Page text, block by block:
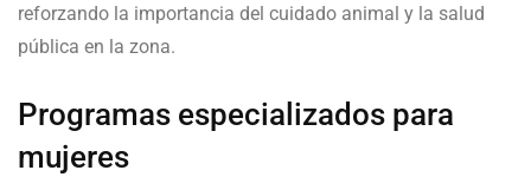
reforzando la importancia del cuidado animal y la salud
pública en la zona.
Programas especializados para
mujeres